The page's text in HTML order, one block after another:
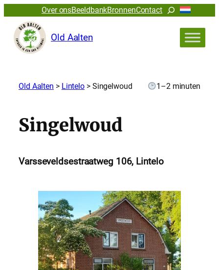
Over onsBeeldbankBronnenContactZoeken
Old Aalten
Old Aalten > Lintelo > Singelwoud 1–2 minuten
Singelwoud
Varsseveldsestraatweg 106, Lintelo